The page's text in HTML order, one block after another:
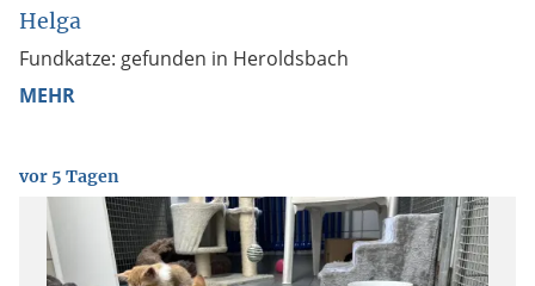
Helga
Fundkatze: gefunden in Heroldsbach
MEHR
vor 5 Tagen